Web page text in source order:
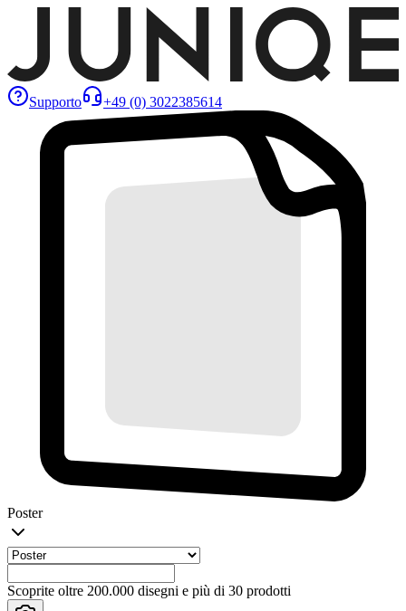
Supporto +49 (0) 3022385614
Poster
Scoprite oltre 200.000 disegni e più di 30 prodotti